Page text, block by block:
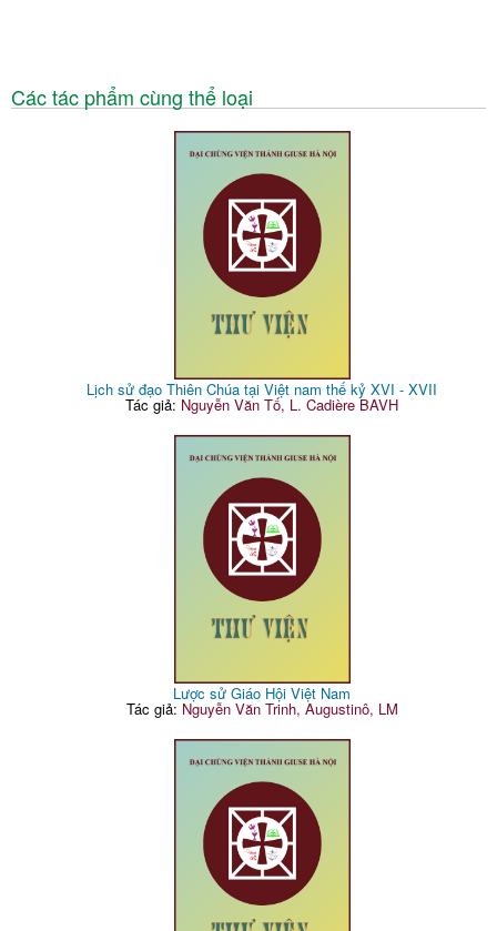
Các tác phẩm cùng thể loại
Lịch sử đạo Thiên Chúa tại Việt nam thế kỷ XVI - XVII
Tác giả: Nguyễn Văn Tố, L. Cadière BAVH
Lược sử Giáo Hội Việt Nam
Tác giả: Nguyễn Văn Trinh, Augustinô, LM